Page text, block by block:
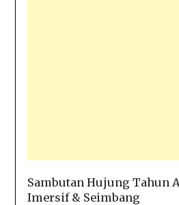
Sambutan Hujung Tahun
Imersif & Seimbang